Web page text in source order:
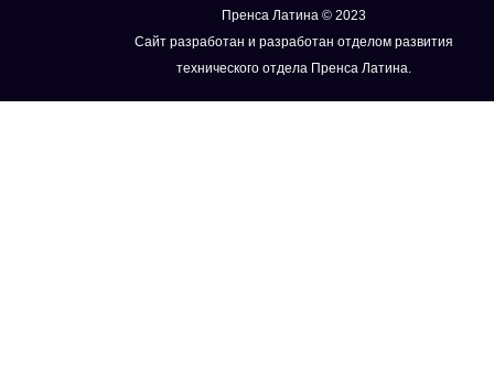
Пренса Латина © 2023
Сайт разработан и разработан отделом развития
технического отдела Пренса Латина.